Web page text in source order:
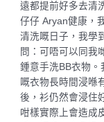
遠都提前好多去清
仔仔 Aryan健康，
清洗嘅日子，我學
問：可唔可以同我
鍾意手洗BB衣物
嘅衣物長時間浸喺
後，衫仍然會浸住
咁樣實際上會造成